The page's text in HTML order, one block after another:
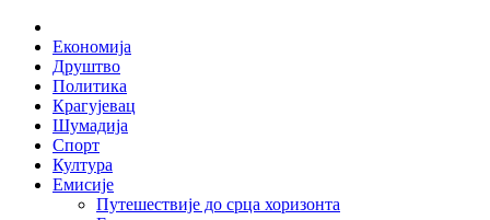
Skip
content
Економија
Друштво
Политика
Крагујевац
Шумадија
Спорт
Култура
Емисије
Путешествије до срца хоризонта